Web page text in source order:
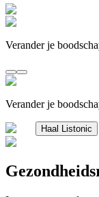
Verander je
Verander je
Haal Listonic